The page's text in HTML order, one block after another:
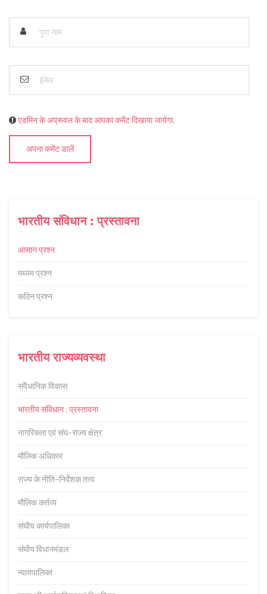
भारतीय संविधान : प्रस्तावना
आसान प्रश्न
मध्यम प्रश्न
कठिन प्रश्न
भारतीय राज्यव्यवस्था
संवैधानिक विकास
भारतीय संविधान : प्रस्तावना
नागरिकता एवं संघ-राज्य क्षेत्र
मौलिक अधिकार
राज्य के नीति-निर्देशक तत्व
मौलिक कर्तव्य
संघीय कार्यपालिका
संघीय विधानमंडल
न्यायपालिका
एडमिन के अप्रूवल के बाद आपका कमेंट दिखाया जायेगा.
अपना कमेंट डालें